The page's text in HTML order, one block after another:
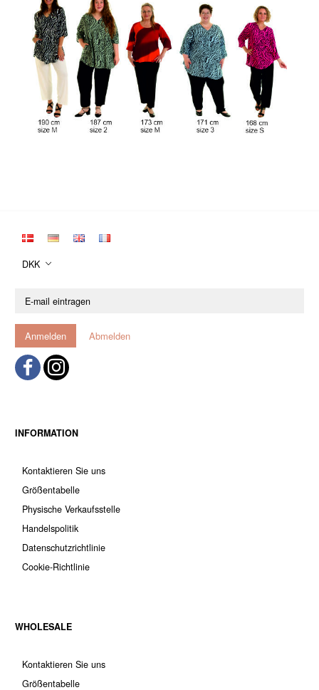
DKK
mail
Anmelden Abmelden
INFORMATION
Kontaktieren Sie uns
Größentabelle
Physische Verkaufsstelle
Handelspolitik
Datenschutzrichtlinie
Cookie-Richtlinie
WHOLESALE
Kontaktieren Sie uns
Größentabelle